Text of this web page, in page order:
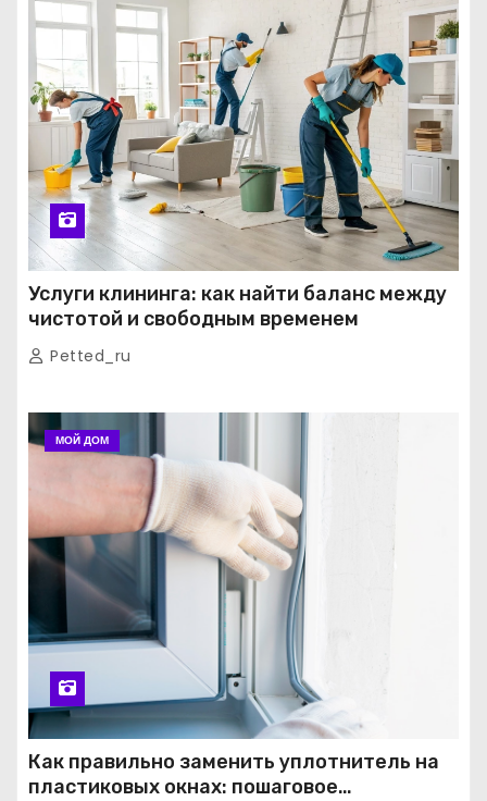
Услуги клининга: как найти баланс между
чистотой и свободным временем
Petted_ru
МОЙ ДОМ
Как правильно заменить уплотнитель на
пластиковых окнах: пошаговое